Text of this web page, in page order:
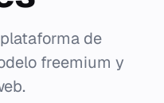
de
freemium y